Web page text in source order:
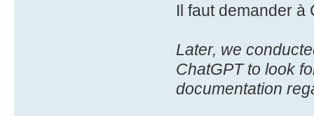
Il faut demander à
Later, we
ChatGPT to look
documentation